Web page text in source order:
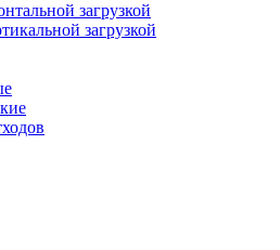
загрузкой
загрузкой